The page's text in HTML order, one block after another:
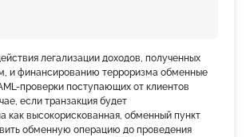
легализации доходов, полученных
и финансированию терроризма обменные
проверки поступающих от клиентов
если транзакция будет
как высокорискованная, обменный пункт
обменную операцию до проведения